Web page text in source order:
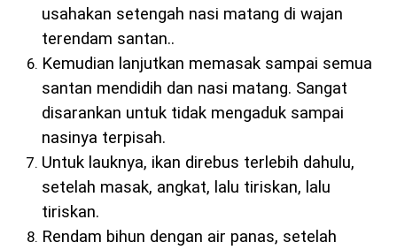
usahakan setengah nasi matang di wajan
terendam santan..
Kemudian lanjutkan memasak sampai semua
santan mendidih dan nasi matang. Sangat
disarankan untuk tidak mengaduk sampai
nasinya terpisah.
Untuk lauknya, ikan direbus terlebih dahulu,
setelah masak, angkat, lalu tiriskan, lalu
tiriskan.
Rendam bihun dengan air panas, setelah